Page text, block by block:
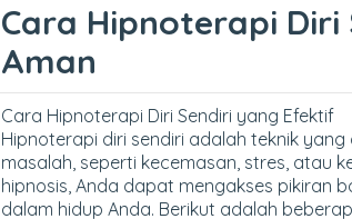
Cara Hipnoterapi
Aman
Cara Hipnoterapi Diri Sendiri yang Efektif
Hipnoterapi diri sendiri adalah teknik
masalah, seperti kecemasan, stres, atau
hipnosis, Anda dapat mengakses pikiran
dalam hidup Anda. Berikut adalah